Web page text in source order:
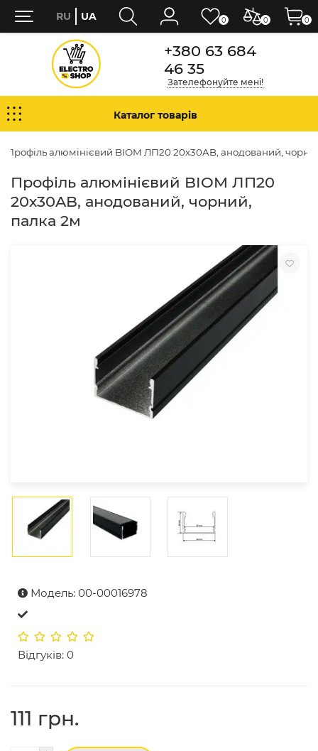
+380 63 684
46 35
Зателефонуйте мені!
Каталог товарів
Профіль алюмінієвий BIOM ЛП20 20х30AB, анодований,
Профіль алюмінієвий BIOM ЛП20
20х30AB, анодований, чорний,
палка 2м
Модель: 00-00016978
Відгуків: 0
111 грн.
0 0
RU UA 0